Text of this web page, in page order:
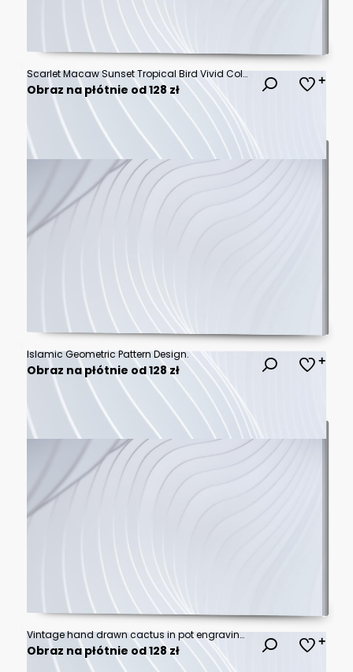
Scarlet Macaw Sunset Tropical Bird Vivid Colors Exotic Wildlife Paradise
Obraz na płótnie od 128 zł
Islamic Geometric Pattern Design.
Obraz na płótnie od 128 zł
Vintage hand drawn cactus in pot engraving style black and white desert plant succulent illustration for nature garden decoration.
Obraz na płótnie od 128 zł